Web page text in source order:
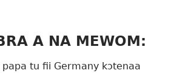
A NA MEWOM:
papa tu fii Germany kɔtenaa